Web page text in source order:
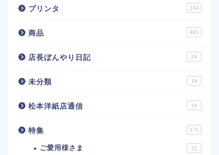
プリンタ 214
商品 405
店長ぼんやり日記 24
未分類 10
松本洋紙店通信 14
特集 171
ご愛用様さま 22